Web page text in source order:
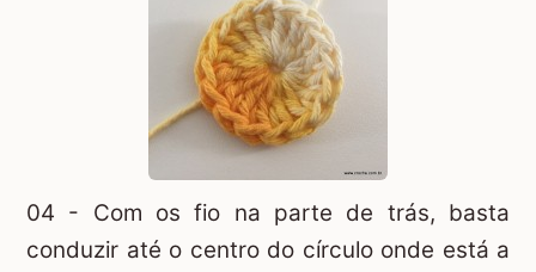
04 - Com os fio na parte de trás, basta
conduzir até o centro do círculo onde está a